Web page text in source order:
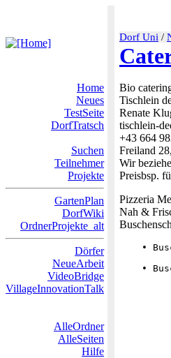
Dorf Uni /
Home
Neues
TestSeite
DorfTratsch
Suchen
Teilnehmer
Projekte
GartenPlan
DorfWiki
OrdnerProjekte_alt
Dörfer
NeueArbeit
VideoBridge
VillageInnovationTalk
AlleOrdner
AlleSeiten
Hilfe
Bio
Tischlein
Renate
tischlein-
+43 664
Freiland
Wir
Preisbsp.
Pizzeria
Nah &
•
•